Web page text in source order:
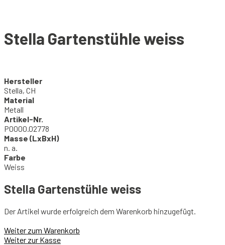
Stella Gartenstühle weiss
Hersteller
Stella, CH
Material
Metall
Artikel-Nr.
P0000.02778
Masse (LxBxH)
n. a.
Farbe
Weiss
Stella Gartenstühle weiss
Der Artikel wurde erfolgreich dem Warenkorb hinzugefügt.
Weiter zum Warenkorb
Weiter zur Kasse